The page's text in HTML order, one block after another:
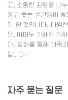
고, 소중한 감정을 나
울고 웃는 순간들이
이 될 것입니다. 다양
은, 아마도 귀하와 귀
다. 영화를 통해 가족
랍니다.
자주 묻는 질문